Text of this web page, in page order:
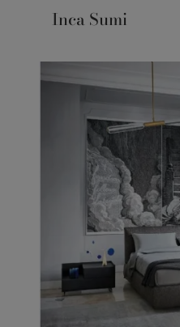
Inca Sumi